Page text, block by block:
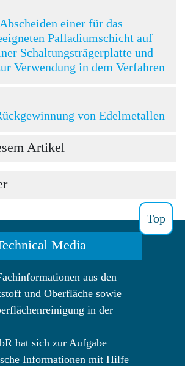
einer für das
Palladiumschicht auf
Schaltungsträgerplatte und
Verwendung in dem Verfahren
von Edelmetallen
Artikel
Top
Media
aus den
und Oberfläche sowie
in der
hat sich zur Aufgabe
Informationen mit Hilfe